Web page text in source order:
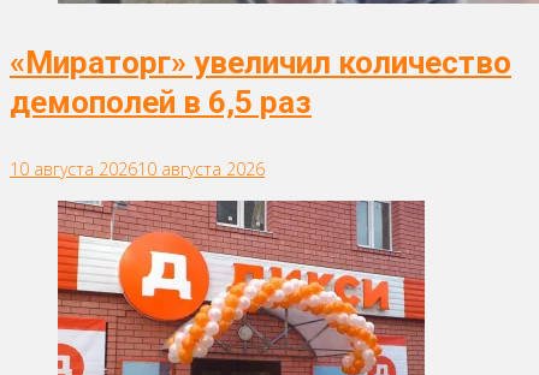
«Мираторг» увеличил количество
демополей в 6,5 раз
10 августа 202610 августа 2026